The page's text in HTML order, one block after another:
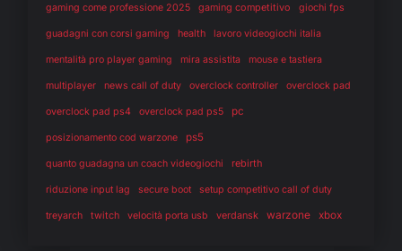
gaming come professione 2025 gaming competitivo giochi fps
guadagni con corsi gaming health lavoro videogiochi italia
mentalità pro player gaming mira assistita mouse e tastiera
multiplayer news call of duty overclock controller overclock pad
overclock pad ps4 overclock pad ps5 pc
posizionamento cod warzone ps5
quanto guadagna un coach videogiochi rebirth
riduzione input lag secure boot setup competitivo call of duty
treyarch twitch velocità porta usb verdansk warzone xbox